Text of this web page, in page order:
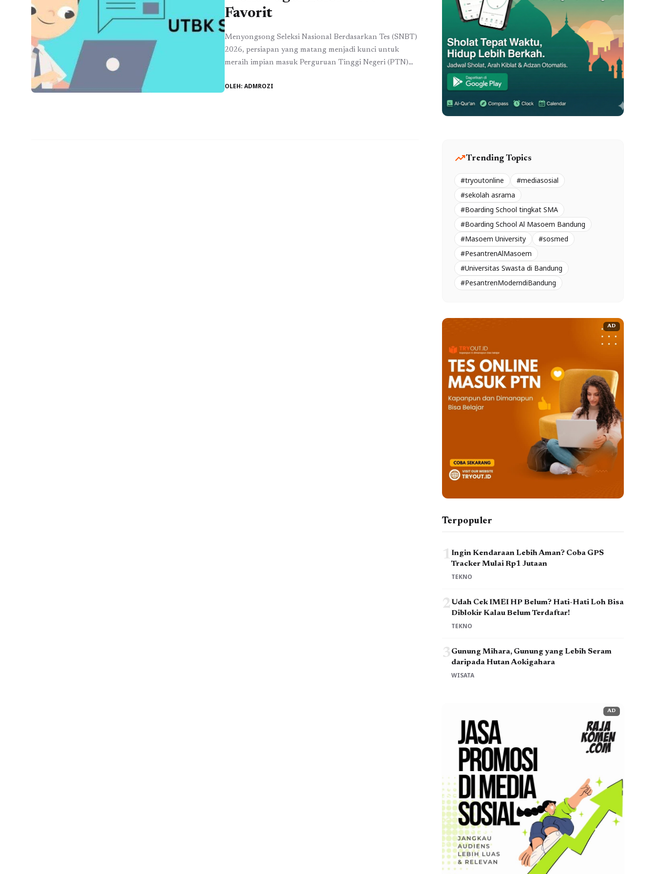
Favorit
Menyongsong Seleksi Nasional Berdasarkan Tes (SNBT)
2026, persiapan yang matang menjadi kunci untuk
meraih impian masuk Perguruan Tinggi Negeri (PTN)
mahasiswa perlu menyiapkan diri dengan cara yang
OLEH: ADMROZI
trending_upTrending Topics
#tryoutonline
#mediasosial
#sekolah asrama
#Boarding School tingkat SMA
#Boarding School Al Masoem Bandung
#Masoem University
#sosmed
#PesantrenAlMasoem
#Universitas Swasta di Bandung
#PesantrenModerndiBandung
AD
Terpopuler
1Ingin Kendaraan Lebih Aman? Coba GPS
Tracker Mulai Rp1 Jutaan
TEKNO
2Udah Cek IMEI HP Belum? Hati-Hati Loh Bisa
Diblokir Kalau Belum Terdaftar!
TEKNO
3Gunung Mihara, Gunung yang Lebih Seram
daripada Hutan Aokigahara
WISATA
AD